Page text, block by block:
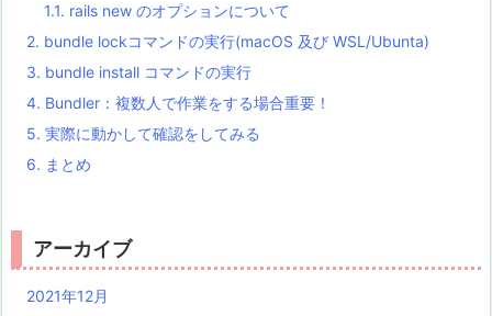
1.1. rails new のオプションについて
2. bundle lockコマンドの実行(macOS 及び WSL/Ubunta)
3. bundle install コマンドの実行
4. Bundler：複数人で作業をする場合重要！
5. 実際に動かして確認をしてみる
6. まとめ
アーカイブ
2021年12月